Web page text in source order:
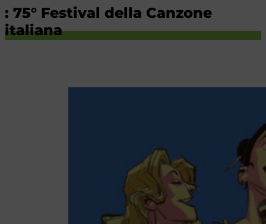
: 75° Festival della Canzone
italiana